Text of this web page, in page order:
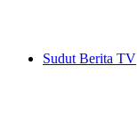
Sudut Berita TV